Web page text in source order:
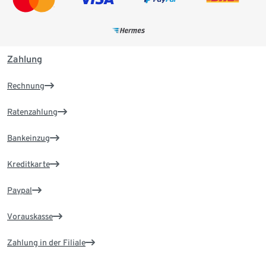
Zahlung
Rechnung
Ratenzahlung
Bankeinzug
Kreditkarte
Paypal
Vorauskasse
Zahlung in der Filiale